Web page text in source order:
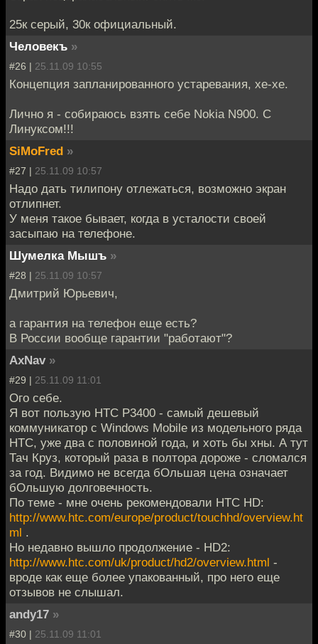
25к серый, 30к официальный.
Человекъ »
#26 | 25.11.09 10:55
Концепция запланированного устаревания, хе-хе.
Лично я - собираюсь взять себе Nokia N900. С
Линуксом!!!
SiMoFred »
#27 | 25.11.09 10:57
Надо дать тилипону отлежаться, возможно экран
отлипнет.
У меня такое бывает, когда в усталости своей
засыпаю на телефоне.
Шумелка Мышъ »
#28 | 25.11.09 10:57
Дмитрий Юрьевич,
а гарантия на телефон еще есть?
В России вообще гарантии "работают"?
AxNav »
#29 | 25.11.09 11:01
Ого себе.
Я вот пользую HTC P3400 - самый дешевый
коммуникатор c Windows Mobile из модельного ряда
HTC, уже два с половиной года, и хоть бы хны. А тут
Тач Круз, который раза в полтора дороже - сломался
за год. Видимо не всегда бОльшая цена означает
бОльшую долговечность.
По теме - мне очень рекомендовали HTC HD:
http://www.htc.com/europe/product/touchhd/overview.ht
ml .
Но недавно вышло продолжение - HD2:
http://www.htc.com/uk/product/hd2/overview.html -
вроде как еще более упакованный, про него еще
отзывов не слышал.
andy17 »
#30 | 25.11.09 11:01